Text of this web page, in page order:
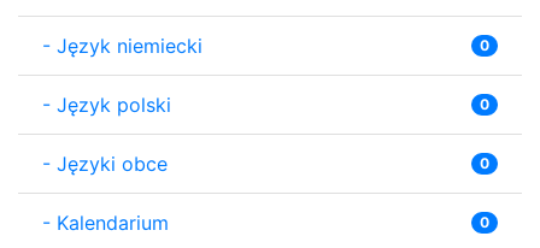
- Język niemiecki 0
- Język polski 0
- Języki obce 0
- Kalendarium 0